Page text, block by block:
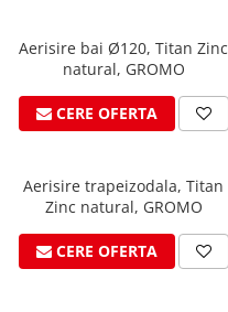
BUSCHMANN
PROD-MASZ
WUKO
FREUND
STUBAI
Aerisire bai Ø120, Titan Zinc
natural, GROMO
CERE OFERTA
Aerisire trapeizodala, Titan
Zinc natural, GROMO
CERE OFERTA